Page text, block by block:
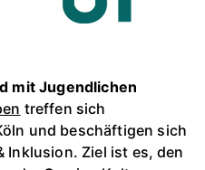
mit Jugendlichen
treffen sich
und beschäftigen sich
Inklusion. Ziel ist es, den